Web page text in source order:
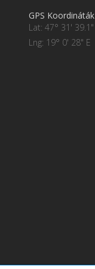
GPS Koordináták
Lat: 47° 31'
Lng: 19° 0' 28" E